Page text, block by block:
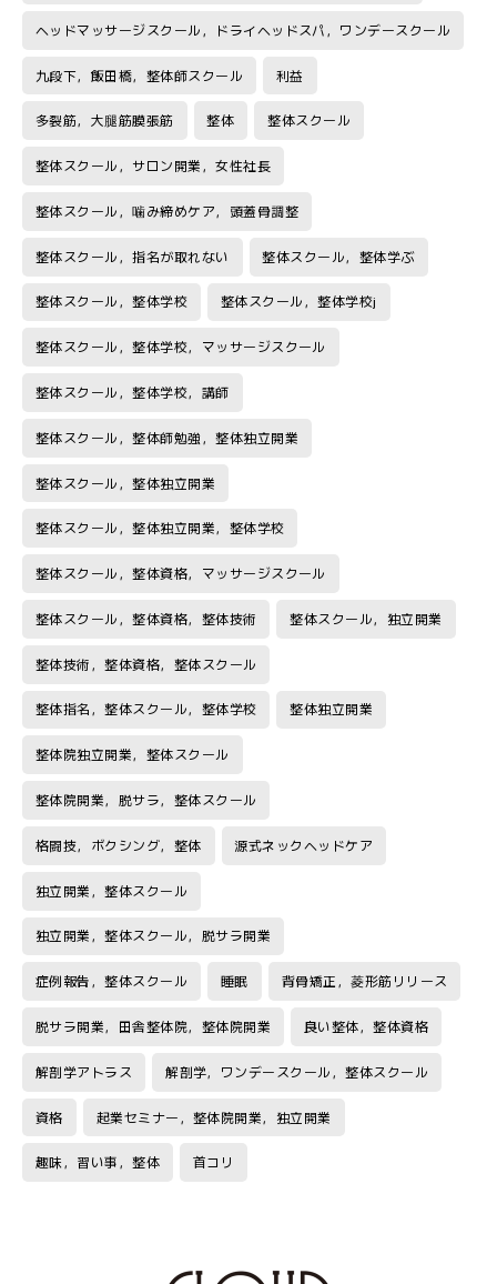
ヘッドマッサージスクール，ドライヘッドスパ，ワンデースクール
九段下，飯田橋，整体師スクール 利益
多裂筋，大腿筋膜張筋 整体 整体スクール
整体スクール，サロン開業，女性社長
整体スクール，噛み締めケア，頭蓋骨調整
整体スクール，指名が取れない 整体スクール，整体学ぶ
整体スクール，整体学校 整体スクール，整体学校j
整体スクール，整体学校，マッサージスクール
整体スクール，整体学校，講師
整体スクール，整体師勉強，整体独立開業
整体スクール，整体独立開業
整体スクール，整体独立開業，整体学校
整体スクール，整体資格，マッサージスクール
整体スクール，整体資格，整体技術 整体スクール，独立開業
整体技術，整体資格，整体スクール
整体指名，整体スクール，整体学校 整体独立開業
整体院独立開業，整体スクール
整体院開業，脱サラ，整体スクール
格闘技，ボクシング，整体 源式ネックヘッドケア
独立開業，整体スクール
独立開業，整体スクール，脱サラ開業
症例報告，整体スクール 睡眠 背骨矯正，菱形筋リリース
脱サラ開業，田舎整体院，整体院開業 良い整体，整体資格
解剖学アトラス 解剖学，ワンデースクール，整体スクール
資格 起業セミナー，整体院開業，独立開業
趣味，習い事，整体 首コリ